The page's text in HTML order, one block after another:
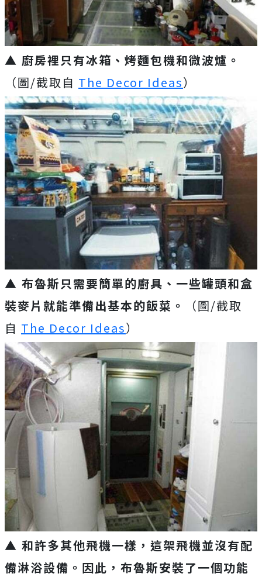
▲ 廚房裡只有冰箱、烤麵包機和微波爐。
（圖/截取自 The Decor Ideas）
▲ 布魯斯只需要簡單的廚具、一些罐頭和盒
裝麥片就能準備出基本的飯菜。
（圖/截取
自 The Decor Ideas）
▲ 和許多其他飛機一樣，這架飛機並沒有配
備淋浴設備。因此，布魯斯安裝了一個功能